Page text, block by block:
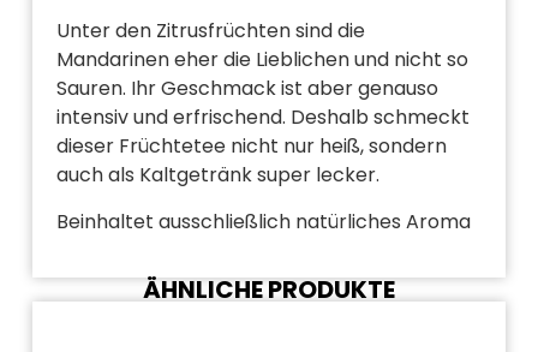
Unter den Zitrusfrüchten sind die
Mandarinen eher die Lieblichen und nicht so
Sauren. Ihr Geschmack ist aber genauso
intensiv und erfrischend. Deshalb schmeckt
dieser Früchtetee nicht nur heiß, sondern
auch als Kaltgetränk super lecker.
Beinhaltet ausschließlich natürliches Aroma
ÄHNLICHE PRODUKTE